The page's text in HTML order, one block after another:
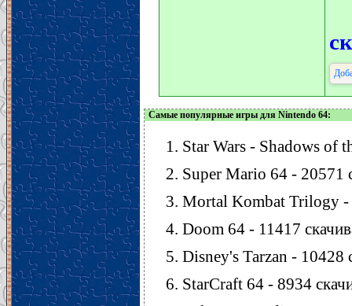
Самые популярные игры для Nintendo 64:
Star Wars - Shadows of
Super Mario 64 - 20571
Mortal Kombat Trilogy -
Doom 64 - 11417
Disney's Tarzan - 10428
StarCraft 64 - 8934